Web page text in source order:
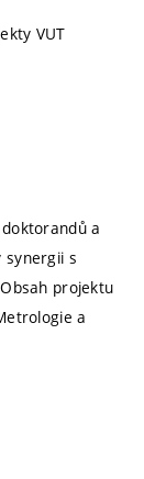
VUT
a
synergii s
projektu
a